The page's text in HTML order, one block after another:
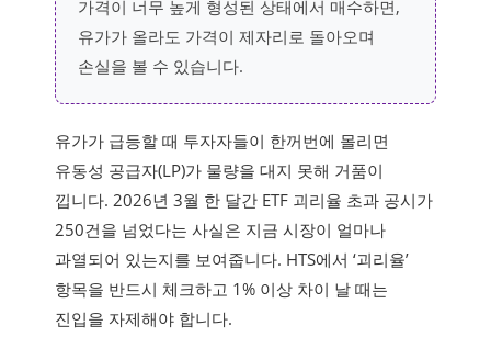
가격이 너무 높게 형성된 상태에서 매수하면,
유가가 올라도 가격이 제자리로 돌아오며
손실을 볼 수 있습니다.
유가가 급등할 때 투자자들이 한꺼번에 몰리면
유동성 공급자(LP)가 물량을 대지 못해 거품이
낍니다. 2026년 3월 한 달간 ETF 괴리율 초과 공시가
250건을 넘었다는 사실은 지금 시장이 얼마나
과열되어 있는지를 보여줍니다. HTS에서 ‘괴리율’
항목을 반드시 체크하고 1% 이상 차이 날 때는
진입을 자제해야 합니다.